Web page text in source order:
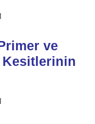
ve
Kesitlerinin